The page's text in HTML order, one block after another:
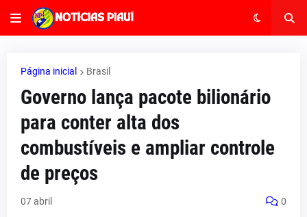
Página inicial Brasil
Governo lança pacote bilionário
para conter alta dos
combustíveis e ampliar controle
de preços
07 abril 0